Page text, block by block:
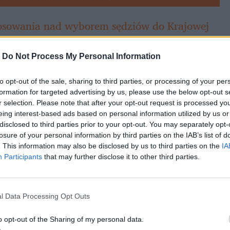
Do Not Process My Personal Information
opt-out of the sale, sharing to third parties, or processing of your
for targeted advertising by us, please use the below opt-out
selection. Please note that after your opt-out request is processed
interest-based ads based on personal information utilized by us
to third parties prior to your opt-out. You may separately
of your personal information by third parties on the IAB’s list of
This information may also be disclosed by us to third parties on the
Participants that may further disclose it to other third parties.
Data Processing Opt Outs
opt-out of the Sharing of my personal data.
nad wyborem sędziów do Krajowej
nie wrócili jeszcze wszyscy posłowie.
Włodzimierz Czarzasty i czekał.
zniecierpliwieni. – Proszę państwa,
klubów – tłumaczył. Na sali